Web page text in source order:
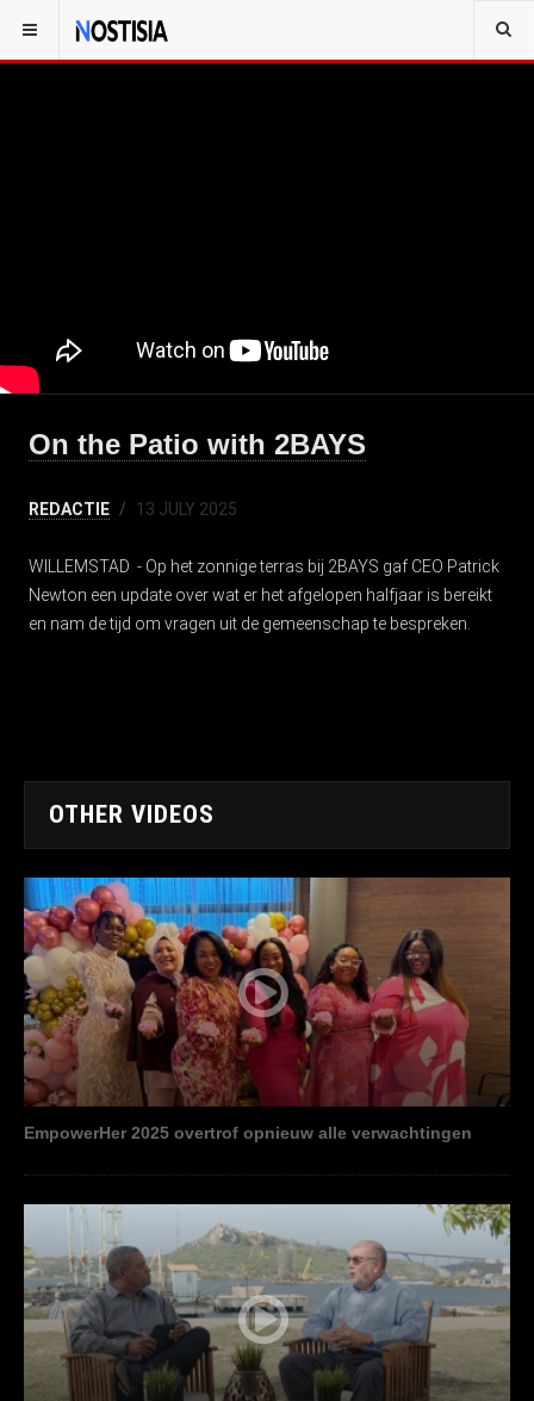
On the Patio with 2BAYS
REDACTIE 13 JULY 2025
WILLEMSTAD - Op het zonnige terras bij 2BAYS gaf CEO Patrick
Newton een update over wat er het afgelopen halfjaar is bereikt
en nam de tijd om vragen uit de gemeenschap te bespreken.
OTHER VIDEOS
EmpowerHer 2025 overtrof opnieuw alle verwachtingen